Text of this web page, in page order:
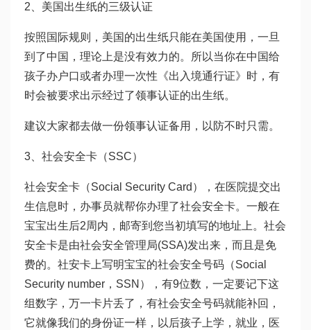
2、美国出生纸的三级认证
按照国际规则，美国的出生纸只能在美国使用，一旦
到了中国，理论上是没有效力的。所以当你在中国给
孩子办户口或者办理一次性《出入境通行证》时，有
时会被要求出示经过了领事认证的出生纸。
建议大家都去做一份领事认证备用，以防不时只需。
3、社会安全卡（SSC）
社会安全卡（Social Security Card），在医院提交出
生信息时，办事员就帮你办理了社会安全卡。一般在
宝宝出生后2周内，邮寄到您当初填写的地址上。社会
安全卡是由社会安全管理局(SSA)发出来，而且是免
费的。社安卡上写明宝宝的社会安全号码（Social
Security number，SSN），有9位数，一定要记下这
组数字，万一卡片丢了，有社会安全号码就能补回，
它就像我们的身份证一样，以后孩子上学，就业，医